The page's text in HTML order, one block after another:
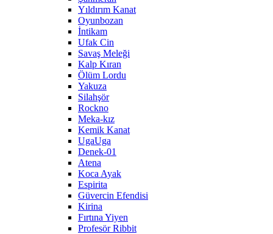
Yıldırım Kanat
Oyunbozan
İntikam
Ufak Cin
Savaş Meleği
Kalp Kıran
Ölüm Lordu
Yakuza
Silahşör
Rockno
Meka-kız
Kemik Kanat
UgaUga
Denek-01
Atena
Koca Ayak
Espirita
Güvercin Efendisi
Kirina
Fırtına Yiyen
Profesör Ribbit